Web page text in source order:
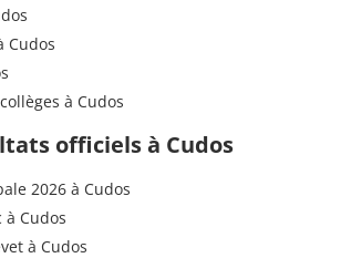
Cudos
à Cudos
officiels à Cudos
2026 à Cudos
à Cudos
à Cudos